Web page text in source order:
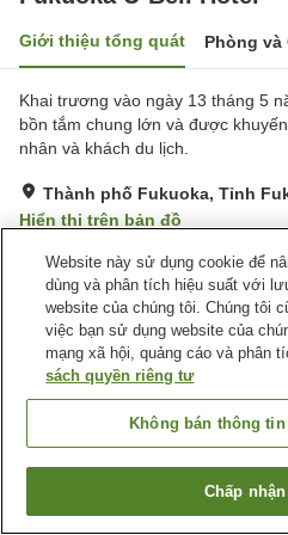
Giới thiệu tổng quát Phòng và
Khai trương vào ngày 13 tháng 5
bồn tắm chung lớn và được
nhân và khách du lịch.
Thành phố Fukuoka, Tỉnh
Hiển thị trên bản đồ
Tuyệt vời Đánh giá:126
Tiện nghi chỗ nghỉ
Bãi đỗ xe
Giặt ủi có phí
Trang chủ Nhật Bản Tỉnh
Fukuoka U-Bell Hotel
Tìm
Website này sử dụng cookie để
dùng và phân tích hiệu suất với
website của chúng tôi. Chúng tôi
việc bạn sử dụng website của
mạng xã hội, quảng cáo và phân
sách quyền riêng tư
Không bán thông
Chấp